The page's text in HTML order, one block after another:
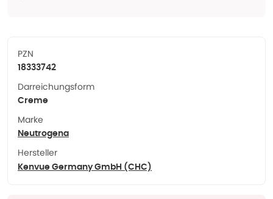
PZN
18333742
Darreichungsform
Creme
Marke
Neutrogena
Hersteller
Kenvue Germany GmbH (CHC)